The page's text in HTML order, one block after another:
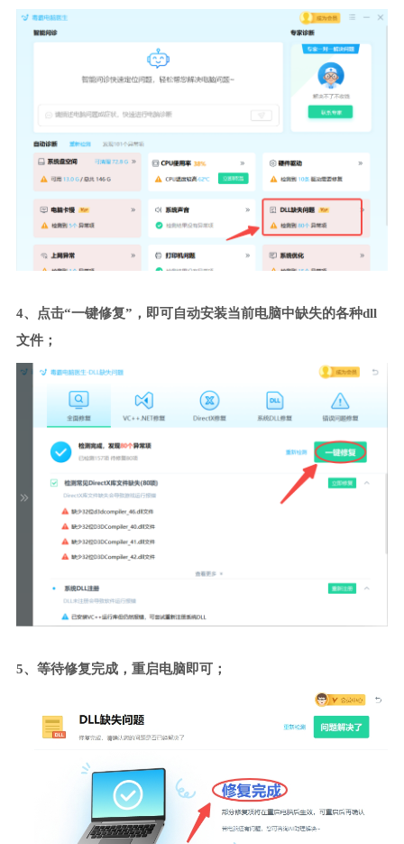
4、点击“一键修复”，即可自动安装当前电脑中缺失的各种dll
文件；
5、等待修复完成，重启电脑即可；